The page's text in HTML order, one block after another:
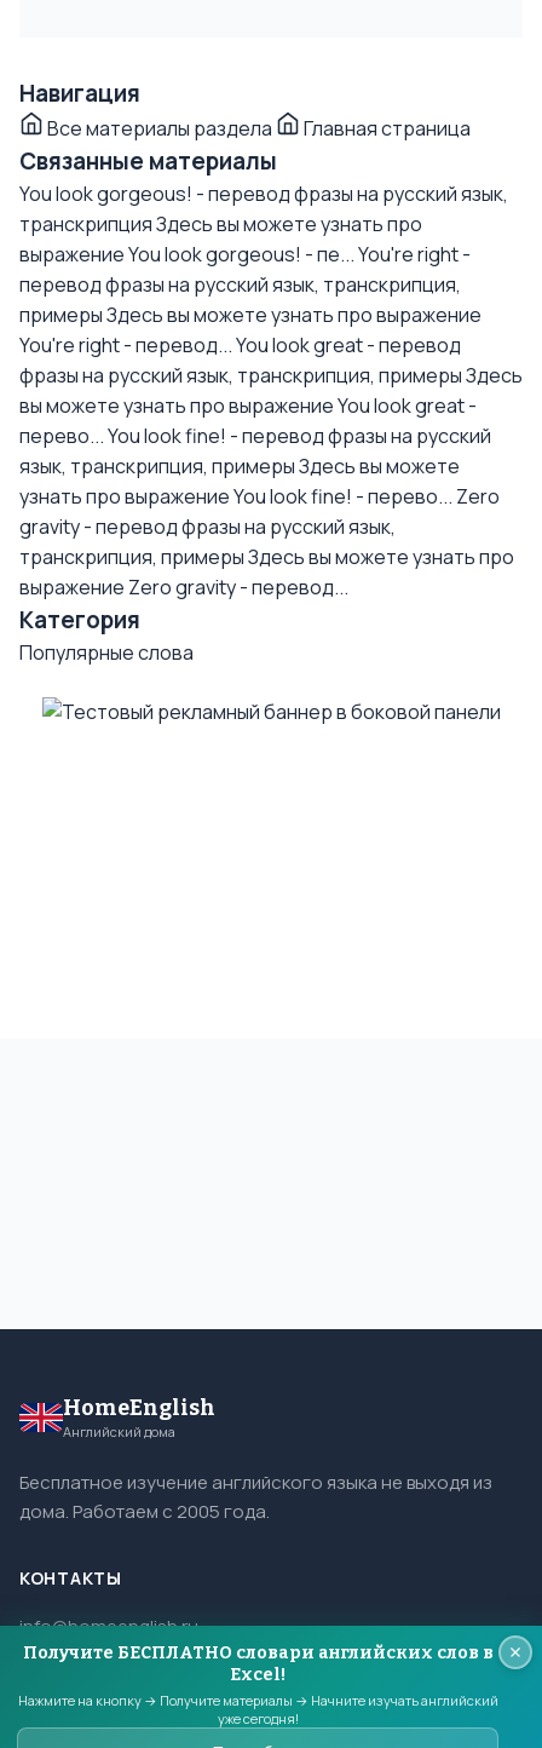
Навигация
Все материалы раздела Главная страница
Связанные материалы
You look gorgeous! - перевод фразы на русский язык,
транскрипцияЗдесь вы можете узнать про
выражение You look gorgeous! - пе...You're right -
перевод фразы на русский язык, транскрипция,
примерыЗдесь вы можете узнать про выражение
You're right - перевод...You look great - перевод
фразы на русский язык, транскрипция, примерыЗдесь
вы можете узнать про выражение You look great -
перево...You look fine! - перевод фразы на русский
язык, транскрипция, примерыЗдесь вы можете
узнать про выражение You look fine! - перево... Zero
gravity - перевод фразы на русский язык,
транскрипция, примерыЗдесь вы можете узнать про
выражение Zero gravity - перевод...
Категория
Популярные слова
HomeEnglish
Английский дома
Бесплатное изучение английского языка не выходя из
дома. Работаем с 2005 года.
КОНТАКТЫ
info@homeenglish.ru
ВКонтакте
Получите БЕСПЛАТНО словари английских слов в
Excel!
Нажмите на кнопку → Получите материалы → Начните изучать английский
уже сегодня!